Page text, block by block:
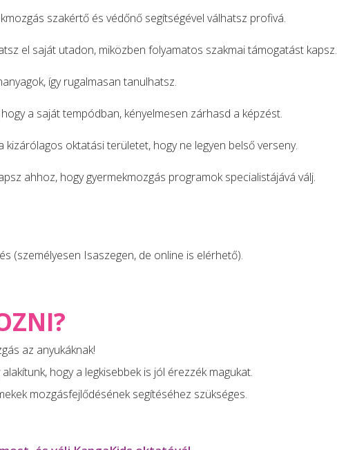
szakértő és védőnő segítségével válhatsz profivá.
el saját utadon, miközben folyamatos szakmai támogatást kapsz.
így rugalmasan tanulhatsz.
a saját tempódban, kényelmesen zárhasd a képzést.
oktatási területet, hogy ne legyen belső verseny.
ahhoz, hogy gyermekmozgás programok specialistájává válj.
(személyesen Isaszegen, de online is elérhető).
az anyukáknak!
hogy a legkisebbek is jól érezzék magukat.
mozgásfejlődésének segítéséhez szükséges.